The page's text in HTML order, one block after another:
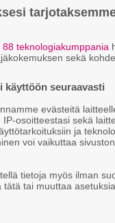
88 teknologiakumppania
sekä
käyttöön seuraavasti
evästeitä
osoitteestasi sekä
ja
voi vaikuttaa
tietoja myös ilman
tai muuttaa